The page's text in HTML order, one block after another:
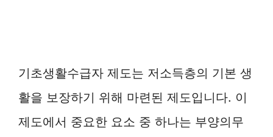
기초생활수급자 제도는 저소득층의 기본 생
활을 보장하기 위해 마련된 제도입니다. 이
제도에서 중요한 요소 중 하나는 부양의무